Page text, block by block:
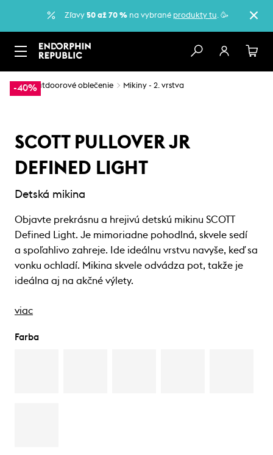
Zľavy 50 až 70 %na vybrané produkty tu. 🥳
-40%
… Outdoorové oblečenie Mikiny - 2. vrstva
SCOTT PULLOVER JR
DEFINED LIGHT
Detská mikina
Objavte prekrásnu a hrejivú detskú mikinu SCOTT
Defined Light. Je mimoriadne pohodlná, skvele sedí
a spoľahlivo zahreje. Ide ideálnu vrstvu navyše, keď sa
vonku ochladí. Mikina skvele odvádza pot, takže je
ideálna aj na akčné výlety.
viac
Farba